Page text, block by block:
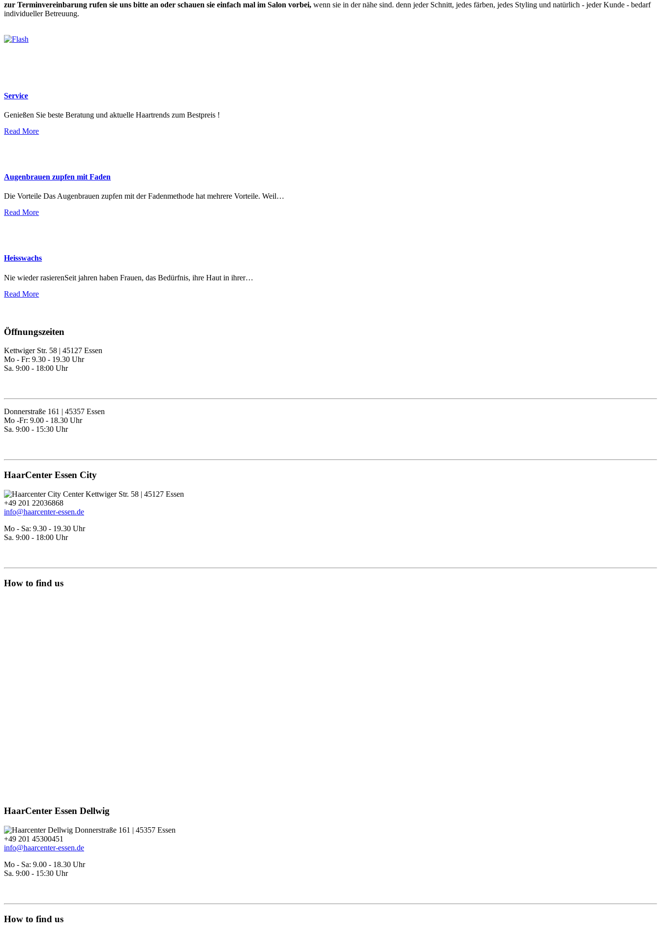
zur Terminvereinbarung rufen sie uns bitte an oder schauen sie einfach mal im Salon vorbei, wenn sie in der nähe sind. denn jeder Schnitt, jedes färben, jedes Styling und natürlich - jeder Kunde - bedarf
individueller Betreuung.
Service
Genießen Sie beste Beratung und aktuelle Haartrends zum Bestpreis !
Read More
Augenbrauen zupfen mit Faden
Die Vorteile Das Augenbrauen zupfen mit der Fadenmethode hat mehrere Vorteile. Weil…
Read More
Heisswachs
Nie wieder rasierenSeit jahren haben Frauen, das Bedürfnis, ihre Haut in ihrer…
Read More
Öffnungszeiten
Kettwiger Str. 58 | 45127 Essen
Mo - Fr: 9.30 - 19.30 Uhr
Sa. 9:00 - 18:00 Uhr
Donnerstraße 161 | 45357 Essen
Mo -Fr: 9.00 - 18.30 Uhr
Sa. 9:00 - 15:30 Uhr
HaarCenter Essen City
Kettwiger Str. 58 | 45127 Essen
+49 201 22036868
info@haarcenter-essen.de
Mo - Sa: 9.30 - 19.30 Uhr
Sa. 9:00 - 18:00 Uhr
How to find us
HaarCenter Essen Dellwig
Donnerstraße 161 | 45357 Essen
+49 201 45300451
info@haarcenter-essen.de
Mo - Sa: 9.00 - 18.30 Uhr
Sa. 9:00 - 15:30 Uhr
How to find us